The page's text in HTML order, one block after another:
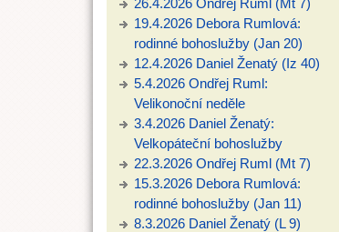
26.4.2026 Ondřej Ruml (Mt 7)
19.4.2026 Debora Rumlová:
rodinné bohoslužby (Jan 20)
12.4.2026 Daniel Ženatý (Iz 40)
5.4.2026 Ondřej Ruml:
Velikonoční neděle
3.4.2026 Daniel Ženatý:
Velkopáteční bohoslužby
22.3.2026 Ondřej Ruml (Mt 7)
15.3.2026 Debora Rumlová:
rodinné bohoslužby (Jan 11)
8.3.2026 Daniel Ženatý (L 9)